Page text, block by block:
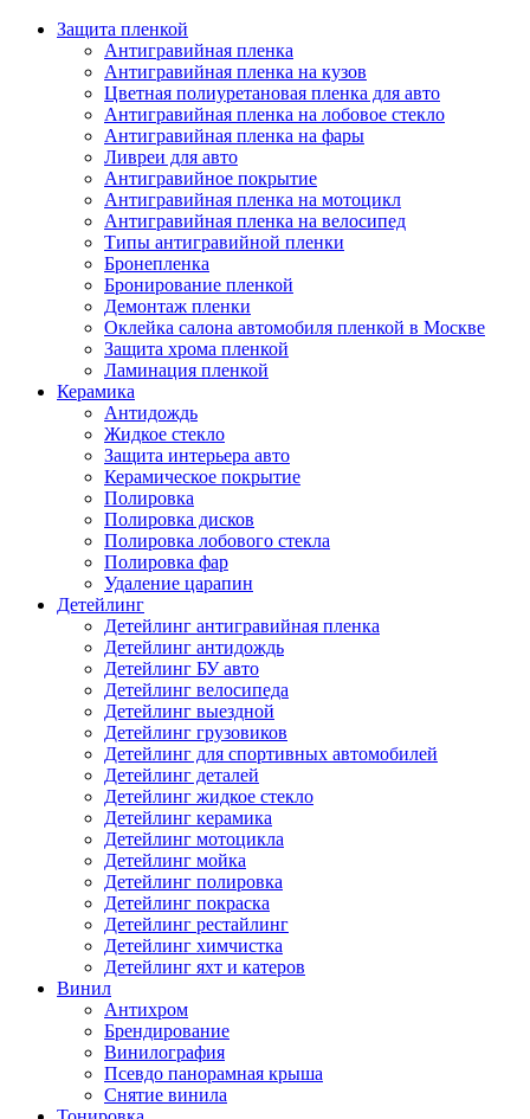
Защита пленкой
Антигравийная пленка
Антигравийная пленка на кузов
Цветная полиуретановая пленка для авто
Антигравийная пленка на лобовое стекло
Антигравийная пленка на фары
Ливреи для авто
Антигравийное покрытие
Антигравийная пленка на мотоцикл
Антигравийная пленка на велосипед
Типы антигравийной пленки
Бронепленка
Бронирование пленкой
Демонтаж пленки
Оклейка салона автомобиля пленкой в Москве
Защита хрома пленкой
Ламинация пленкой
Керамика
Антидождь
Жидкое стекло
Защита интерьера авто
Керамическое покрытие
Полировка
Полировка дисков
Полировка лобового стекла
Полировка фар
Удаление царапин
Детейлинг
Детейлинг антигравийная пленка
Детейлинг антидождь
Детейлинг БУ авто
Детейлинг велосипеда
Детейлинг выездной
Детейлинг грузовиков
Детейлинг для спортивных автомобилей
Детейлинг деталей
Детейлинг жидкое стекло
Детейлинг керамика
Детейлинг мотоцикла
Детейлинг мойка
Детейлинг полировка
Детейлинг покраска
Детейлинг рестайлинг
Детейлинг химчистка
Детейлинг яхт и катеров
Винил
Антихром
Брендирование
Винилография
Псевдо панорамная крыша
Снятие винила